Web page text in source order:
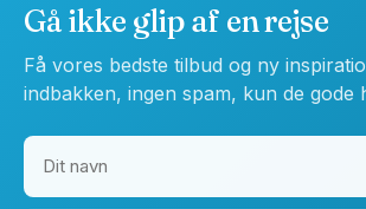
Gå ikke glip af en rejse
Få vores bedste tilbud og ny
indbakken, ingen spam, kun de gode